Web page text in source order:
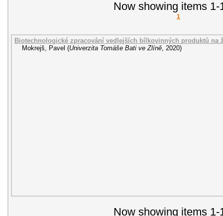
Now showing items 1-
1
Biotechnologické zpracování vedlejších bílkovinných produktů na
Mokrejš, Pavel (Univerzita Tomáše Bati ve Zlíně, 2020)
Now showing items 1-